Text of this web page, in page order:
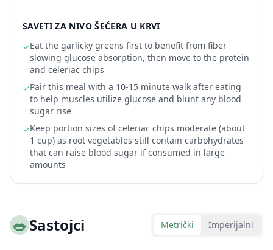
SAVETI ZA NIVO ŠEĆERA U KRVI
✓Eat the garlicky greens first to benefit from fiber
slowing glucose absorption, then move to the protein
and celeriac chips
✓Pair this meal with a 10-15 minute walk after eating
to help muscles utilize glucose and blunt any blood
sugar rise
✓Keep portion sizes of celeriac chips moderate (about
1 cup) as root vegetables still contain carbohydrates
that can raise blood sugar if consumed in large
amounts
🥗Sastojci Metrički Imperijalni